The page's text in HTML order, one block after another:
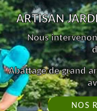
ARTISAN
Nous
Abattage de grand
NOS